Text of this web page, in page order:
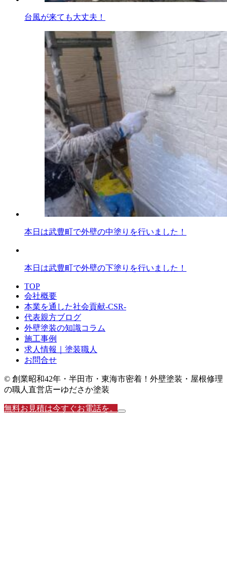
台風が来ても大丈夫！
本日は武豊町で外壁の中塗りを行いました！
本日は武豊町で外壁の下塗りを行いました！
TOP
会社概要
本業を通した社会貢献-CSR-
代表親方ブログ
外壁塗装の知識コラム
施工事例
求人情報｜塗装職人
お問合せ
© 創業昭和42年・半田市・東海市密着！外壁塗装・屋根修理
の職人直営店ーゆださか塗装
無料お見積は今すぐお電話を。